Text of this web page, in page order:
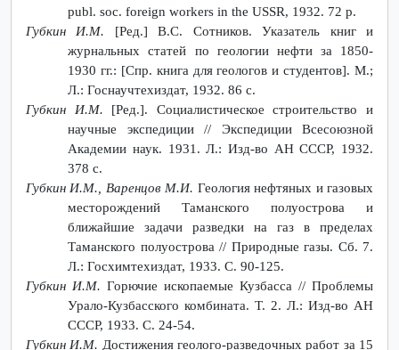
publ. soc. foreign workers in the USSR, 1932. 72 p.
Губкин И.М. [Ред.] В.С. Сотников. Указатель книг и
журнальных статей по геологии нефти за 1850-
1930 гг.: [Спр. книга для геологов и студентов]. М.;
Л.: Госнаучтехиздат, 1932. 86 с.
Губкин И.М. [Ред.]. Социалистическое строительство и
научные экспедиции // Экспедиции Всесоюзной
Академии наук. 1931. Л.: Изд-во АН СССР, 1932.
378 с.
Губкин И.М., Варенцов М.И. Геология нефтяных и газовых
месторождений Таманского полуострова и
ближайшие задачи разведки на газ в пределах
Таманского полуострова // Природные газы. Сб. 7.
Л.: Госхимтехиздат, 1933. С. 90-125.
Губкин И.М. Горючие ископаемые Кузбасса // Проблемы
Урало-Кузбасского комбината. Т. 2. Л.: Изд-во АН
СССР, 1933. С. 24-54.
Губкин И.М. Достижения геолого-разведочных работ за 15